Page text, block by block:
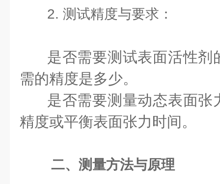
2. 测试精度与要求：
是否需要测试表面活性剂
需的精度是多少。
是否需要测量动态表面张
精度或平衡表面张力时间。
二、测量方法与原理